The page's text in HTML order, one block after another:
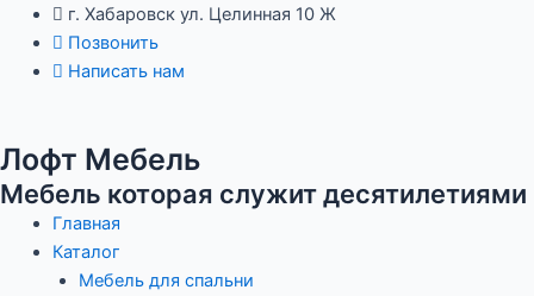
Перейти
содержимому
г. Хабаровск ул. Целинная 10 Ж
Позвонить
Написать нам
Лофт Мебель
Мебель которая служит десятилетиями
Главная
Каталог
Мебель для спальни
Навигация
записям